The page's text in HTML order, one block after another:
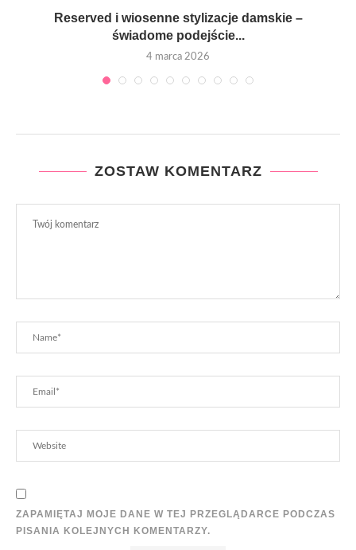
Reserved i wiosenne stylizacje damskie –
świadome podejście...
4 marca 2026
ZOSTAW KOMENTARZ
ZAPAMIĘTAJ MOJE DANE W TEJ PRZEGLĄDARCE PODCZAS
PISANIA KOLEJNYCH KOMENTARZY.